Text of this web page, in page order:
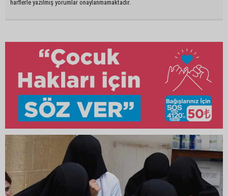
harflerle yazılmış yorumlar onaylanmamaktadır.